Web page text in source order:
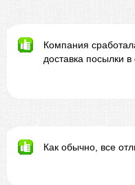
Компания
доставка посылки в
Как обычно, все